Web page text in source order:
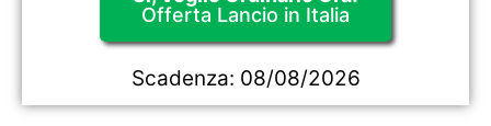
Offerta Lancio in Italia
Scadenza: 08/08/2026